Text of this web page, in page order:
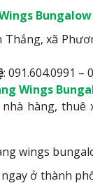
Bungalow
Thắng, xã
: 091.604.0991 –
Wings
hàng, thuê
ở thành